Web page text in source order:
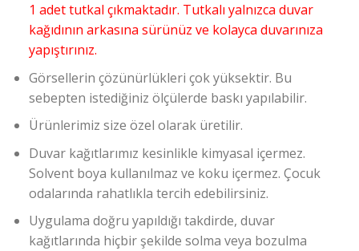
1 adet tutkal çıkmaktadır. Tutkalı yalnızca duvar
kağıdının arkasına sürünüz ve kolayca duvarınıza
yapıştırınız.
Görsellerin çözünürlükleri çok yüksektir. Bu
sebepten istediğiniz ölçülerde baskı yapılabilir.
Ürünlerimiz size özel olarak üretilir.
Duvar kağıtlarımız kesinlikle kimyasal içermez.
Solvent boya kullanılmaz ve koku içermez. Çocuk
odalarında rahatlıkla tercih edebilirsiniz.
Uygulama doğru yapıldığı takdirde, duvar
kağıtlarında hiçbir şekilde solma veya bozulma